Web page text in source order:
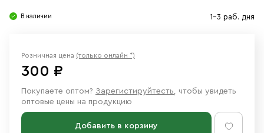
В наличии 1-3 раб. дня
Розничная цена (только онлайн *)
300 ₽
Покупаете оптом? Зарегистируйтесть, чтобы увидеть
оптовые цены на продукцию
Добавить в корзину